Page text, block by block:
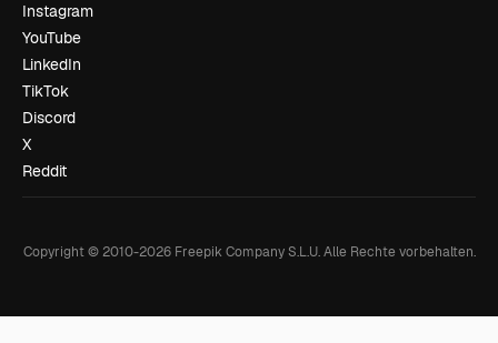
Instagram
YouTube
LinkedIn
TikTok
Discord
X
Reddit
Copyright © 2010-2026Freepik Company S.L.U. Alle Rechte vorbehalten.